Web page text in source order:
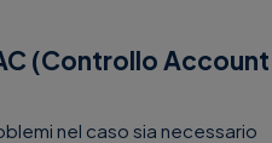
(Controllo Account
nel caso sia necessario